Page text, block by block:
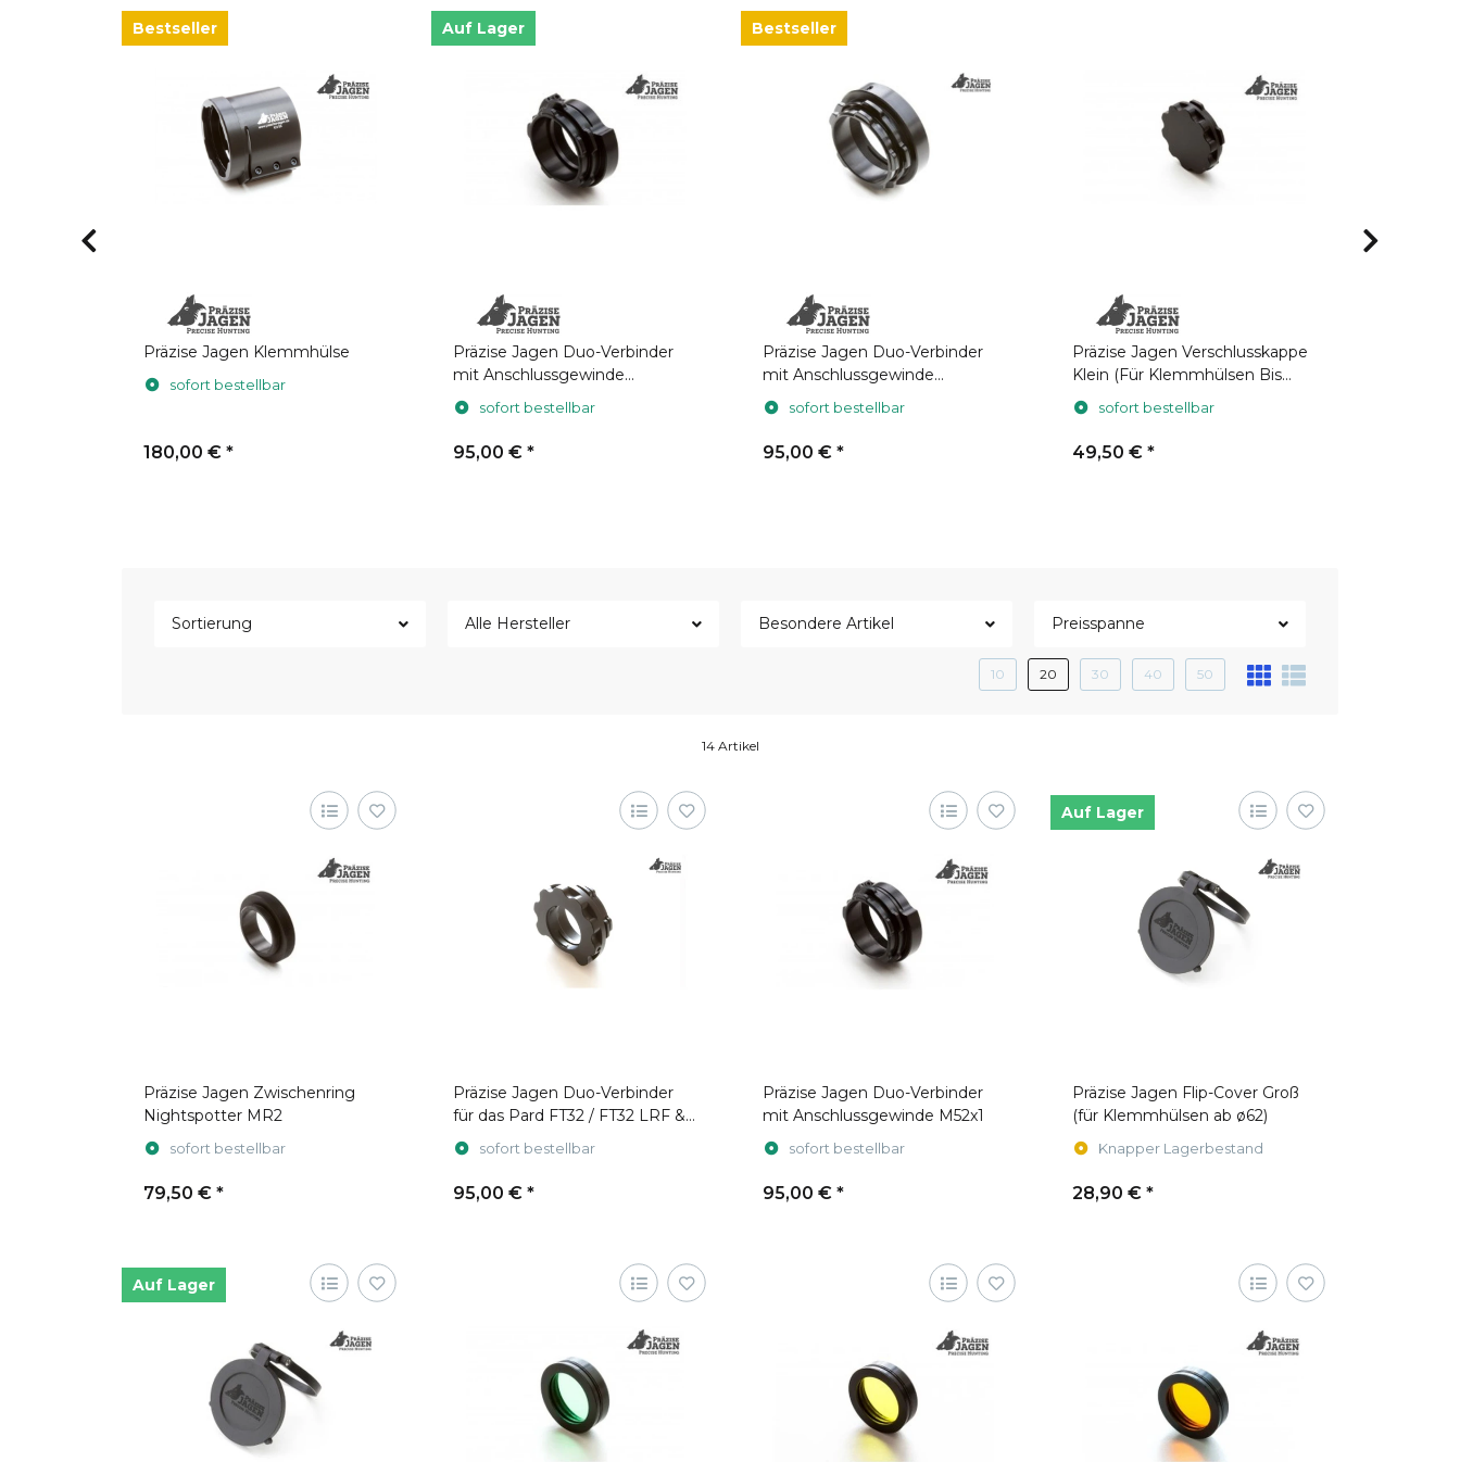
Bestseller
Präzise Jagen Klemmhülse
sofort bestellbar
180,00 € *
Auf Lager
Präzise Jagen Duo-Verbinder
mit Anschlussgewinde
M43x0,75
sofort bestellbar
95,00 € *
Bestseller
Präzise Jagen Duo-Verbinder
mit Anschlussgewinde
M52x0,75 (für Hikmicro
Thunder)
sofort bestellbar
95,00 € *
Präzise Jagen Verschlusskappe
Klein (Für Klemmhülsen Bis
Ø61) sofort bestellbar
49,50 € *
Sortierung Alle Hersteller Besondere Artikel Preisspanne
10 20 30 40 50
14 Artikel
Präzise Jagen Zwischenring
Nightspotter MR2
sofort bestellbar
79,50 € *
Präzise Jagen Duo-Verbinder
für das Pard FT32 / FT32 LRF &
FD1 sofort bestellbar
95,00 € *
Präzise Jagen Duo-Verbinder
mit Anschlussgewinde M52x1
sofort bestellbar
95,00 € *
Auf Lager
Präzise Jagen Flip-Cover Groß
(für Klemmhülsen ab ø62)
Knapper Lagerbestand
28,90 € *
Auf Lager